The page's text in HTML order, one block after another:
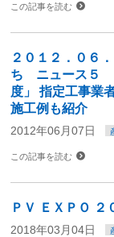
この記事を読む
２０１２．０６
ち ニュース５
度」 指定工事業
施工例も紹介
2012年06月07日
この記事を読む
ＰＶ ＥＸＰＯ ２
2018年03月04日